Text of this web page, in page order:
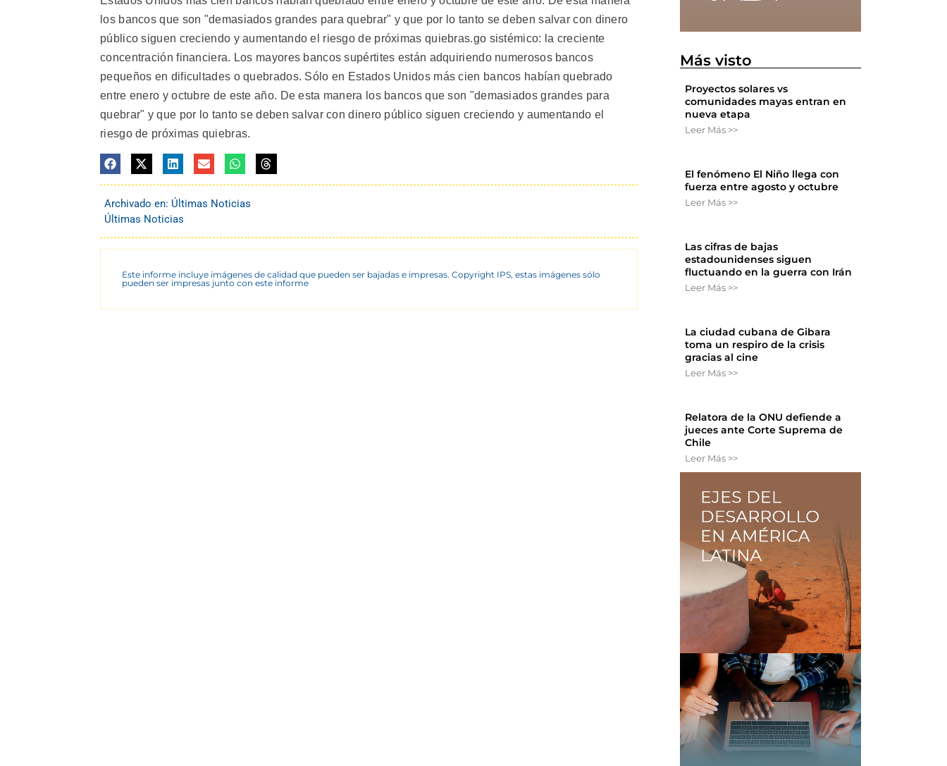
los bancos que son "demasiados grandes para quebrar" y que por lo tanto se deben salvar con dinero
público siguen creciendo y aumentando el riesgo de próximas quiebras.go sistémico: la creciente
concentración financiera. Los mayores bancos supértites están adquiriendo numerosos bancos
pequeños en dificultades o quebrados. Sólo en Estados Unidos más cien bancos habían quebrado
entre enero y octubre de este año. De esta manera los bancos que son "demasiados grandes para
quebrar" y que por lo tanto se deben salvar con dinero público siguen creciendo y aumentando el
riesgo de próximas quiebras.
Archivado en: Últimas Noticias
Últimas Noticias
Este informe incluye imágenes de calidad que pueden ser bajadas e impresas. Copyright IPS, estas imágenes sólo
pueden ser impresas junto con este informe
Más visto
Proyectos solares vs
comunidades mayas entran en
nueva etapa
Leer Más >>
El fenómeno El Niño llega con
fuerza entre agosto y octubre
Leer Más >>
Las cifras de bajas
estadounidenses siguen
fluctuando en la guerra con Irán
Leer Más >>
La ciudad cubana de Gibara
toma un respiro de la crisis
gracias al cine
Leer Más >>
Relatora de la ONU defiende a
jueces ante Corte Suprema de
Chile
Leer Más >>